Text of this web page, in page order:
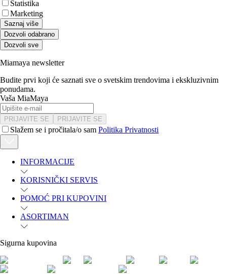
Statistika
Marketing
Saznaj više
Dozvoli odabrano
Dozvoli sve
Miamaya newsletter
Budite prvi koji će saznati sve o svetskim trendovima i ekskluzivnim
ponudama.
Vaša MiaMaya
PRIJAVITE SE PRIJAVITE SE
Slažem se i pročitala/o sam Politika Privatnosti
INFORMACIJE
KORISNIČKI SERVIS
POMOĆ PRI KUPOVINI
ASORTIMAN
Sigurna kupovina